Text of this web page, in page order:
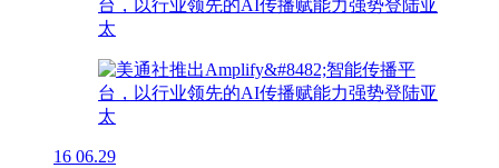
16 06.29